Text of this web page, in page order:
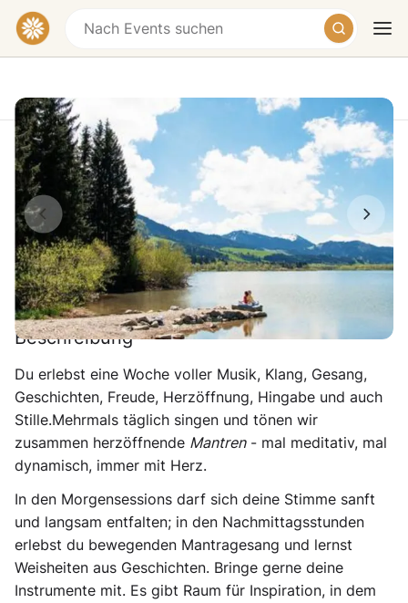
HeuteMorgenWochenende
Sound & Silence – Bhakti-Retreat mit
Shankara
Maria Rain, Oy-Mittelberg, Oberallgäu,
Germany
€443 – €772
Beschreibung
Du erlebst eine Woche voller Musik, Klang, Gesang,
Geschichten, Freude, Herzöffnung, Hingabe und auch
Stille.Mehrmals täglich singen und tönen wir
zusammen herzöffnende Mantren- mal meditativ, mal
dynamisch, immer mit Herz.
In den Morgensessions darf sich deine Stimme sanft
und langsam entfalten; in den Nachmittagsstunden
erlebst du bewegenden Mantragesang und lernst
Weisheiten aus Geschichten. Bringe gerne deine
Instrumente mit. Es gibt Raum für Inspiration, in dem